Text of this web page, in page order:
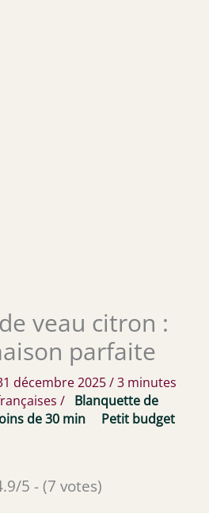
veau citron :
parfaite
décembre 2025/3 minutes
/ Blanquette de
de 30 min
Petit budget
5 - (7 votes)